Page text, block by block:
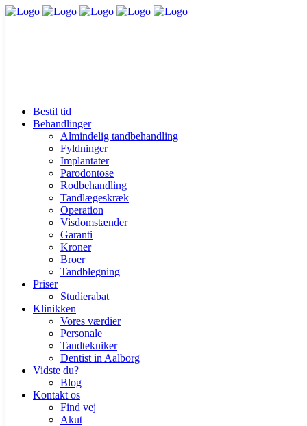
Bestil tid
Behandlinger
Almindelig tandbehandling
Fyldninger
Implantater
Parodontose
Rodbehandling
Tandlægeskræk
Operation
Visdomstænder
Garanti
Kroner
Broer
Tandblegning
Priser
Studierabat
Klinikken
Vores værdier
Personale
Tandtekniker
Dentist in Aalborg
Vidste du?
Blog
Kontakt os
Find vej
Akut